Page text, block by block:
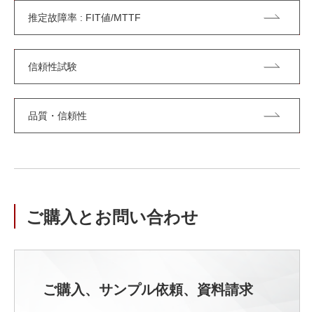
推定故障率 : FIT値/MTTF
信頼性試験
品質・信頼性
ご購入とお問い合わせ
ご購入、サンプル依頼、資料請求